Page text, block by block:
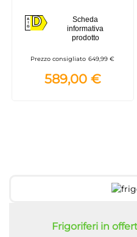
A
G D
Scheda
informativa
prodotto
Prezzo consigliato 649,99 €
589,00 €
Frigoriferi in